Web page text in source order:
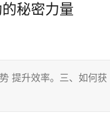
秘密力量
提升效率。三、如何获